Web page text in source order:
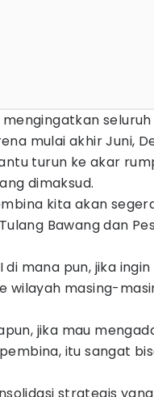
mulai akhir Juni,
turun ke akar
dimaksud.
kita akan
Bawang dan
di mana pun, jika ingin
wilayah masing-
jika mau
itu sangat